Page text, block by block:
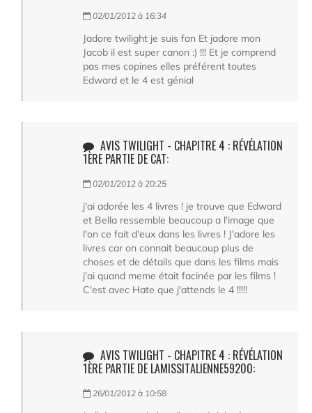
02/01/2012 à 16:34
Jadore twilight je suis fan Et jadore mon
Jacob il est super canon :) !!! Et je comprend
pas mes copines elles préférent toutes
Edward et le 4 est génial
AVIS TWILIGHT - CHAPITRE 4 : RÉVÉLATION
1ÈRE PARTIE DE CAT:
02/01/2012 à 20:25
j'ai adorée les 4 livres ! je trouve que Edward
et Bella ressemble beaucoup a l'image que
l'on ce fait d'eux dans les livres ! J'adore les
livres car on connait beaucoup plus de
choses et de détails que dans les films mais
j'ai quand meme était facinée par les films !
C'est avec Hate que j'attends le 4 !!!!!
AVIS TWILIGHT - CHAPITRE 4 : RÉVÉLATION
1ÈRE PARTIE DE LAMISSITALIENNE59200:
26/01/2012 à 10:58